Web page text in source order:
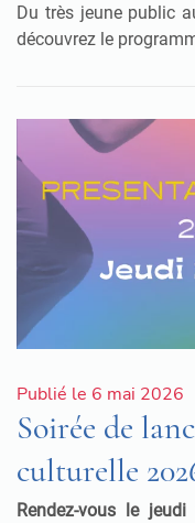
Du très jeune public
découvrez le
Publié le 6 mai 2026
Soirée de
culturelle
Rendez-vous le